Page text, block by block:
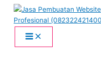
Lewati
konten
Main
Menu
Cari
untuk:
C
a
i